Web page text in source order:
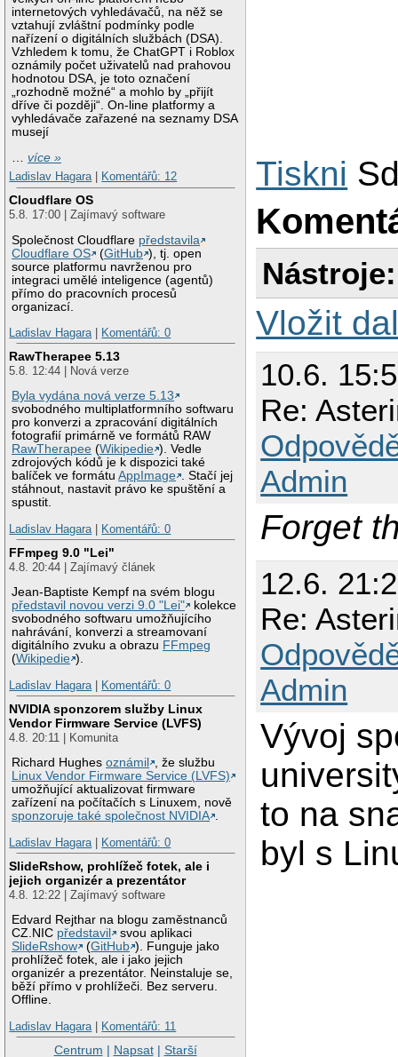
internetových vyhledávačů, na něž se
vztahují zvláštní podmínky podle
nařízení o digitálních službách (DSA).
Vzhledem k tomu, že ChatGPT i Roblox
oznámily počet uživatelů nad prahovou
hodnotou DSA, je toto označení
„rozhodně možné“ a mohlo by „přijít
dříve či později“. On-line platformy a
vyhledávače zařazené na seznamy DSA
musejí
…více »
Ladislav Hagara| Komentářů: 12
Cloudflare OS
5.8. 17:00 | Zajímavý software
Společnost Cloudflare představila
Cloudflare OS
(GitHub ), tj. open
source platformu navrženou pro
integraci umělé inteligence (agentů)
přímo do pracovních procesů
organizací.
Ladislav Hagara| Komentářů: 0
RawTherapee 5.13
5.8. 12:44 | Nová verze
Byla vydána nová verze 5.13
svobodného multiplatformního softwaru
pro konverzi a zpracování digitálních
fotografií primárně ve formátů RAW
RawTherapee (Wikipedie ). Vedle
zdrojových kódů je k dispozici také
balíček ve formátuAppImage . Stačí jej
stáhnout, nastavit právo ke spuštění a
spustit.
Ladislav Hagara| Komentářů: 0
FFmpeg 9.0 "Lei"
4.8. 20:44 | Zajímavý článek
Jean-Baptiste Kempf na svém blogu
představil novou verzi 9.0 "Lei"
kolekce
svobodného softwaru umožňujícího
nahrávání, konverzi a streamovaní
digitálního zvuku a obrazu FFmpeg
(Wikipedie ).
Ladislav Hagara| Komentářů: 0
NVIDIA sponzorem služby Linux
Vendor Firmware Service (LVFS)
4.8. 20:11 | Komunita
Richard Hughesoznámil
, že službu
Linux Vendor Firmware Service (LVFS)
umožňující aktualizovat firmware
zařízení na počítačích s Linuxem, nově
sponzoruje také společnost NVIDIA .
Ladislav Hagara| Komentářů: 0
SlideRshow, prohlížeč fotek, ale i
jejich organizér a prezentátor
4.8. 12:22 | Zajímavý software
Edvard Rejthar na blogu zaměstnanců
CZ.NIC představil
svou aplikaci
SlideRshow
(GitHub ). Funguje jako
prohlížeč fotek, ale i jako jejich
organizér a prezentátor. Neinstaluje se,
běží přímo v prohlížeči. Bez serveru.
Offline.
Ladislav Hagara| Komentářů: 11
Centrum | Napsat| Starší
Tiskni
Nástroje:
Vložit
10.6.
Re:
Admin
Forget
12.6.
Re:
Admin
Vývoj
to na
byl s